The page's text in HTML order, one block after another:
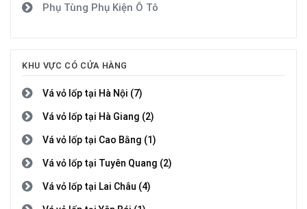
Phụ Tùng Phụ Kiện Ô Tô
KHU VỰC CÓ CỬA HÀNG
Vá vỏ lốp tại Hà Nội (7)
Vá vỏ lốp tại Hà Giang (2)
Vá vỏ lốp tại Cao Bằng (1)
Vá vỏ lốp tại Tuyên Quang (2)
Vá vỏ lốp tại Lai Châu (4)